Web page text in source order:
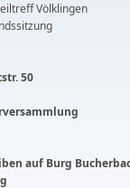
Völklingen
50
auf Burg